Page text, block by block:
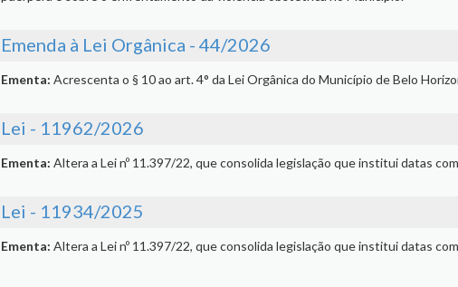
Emenda à Lei Orgânica - 44/2026
Ementa: Acrescenta o § 10 ao art. 4° da Lei Orgânica do Município de Belo
Lei - 11962/2026
Ementa: Altera a Lei nº 11.397/22, que consolida legislação que institui datas
Lei - 11934/2025
Ementa: Altera a Lei nº 11.397/22, que consolida legislação que institui datas